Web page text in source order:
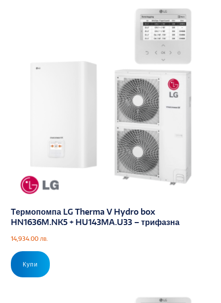
Tермопомпа LG Therma V Hydro box
HN1636M.NK5 + HU143MA.U33 – трифазна
14,934.00 лв.
Купи